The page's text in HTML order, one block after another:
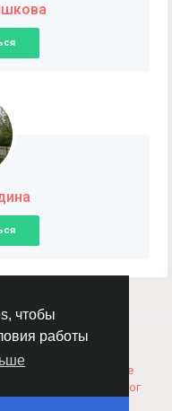
чтобы
работы
О нас
Соглашение
Каталог